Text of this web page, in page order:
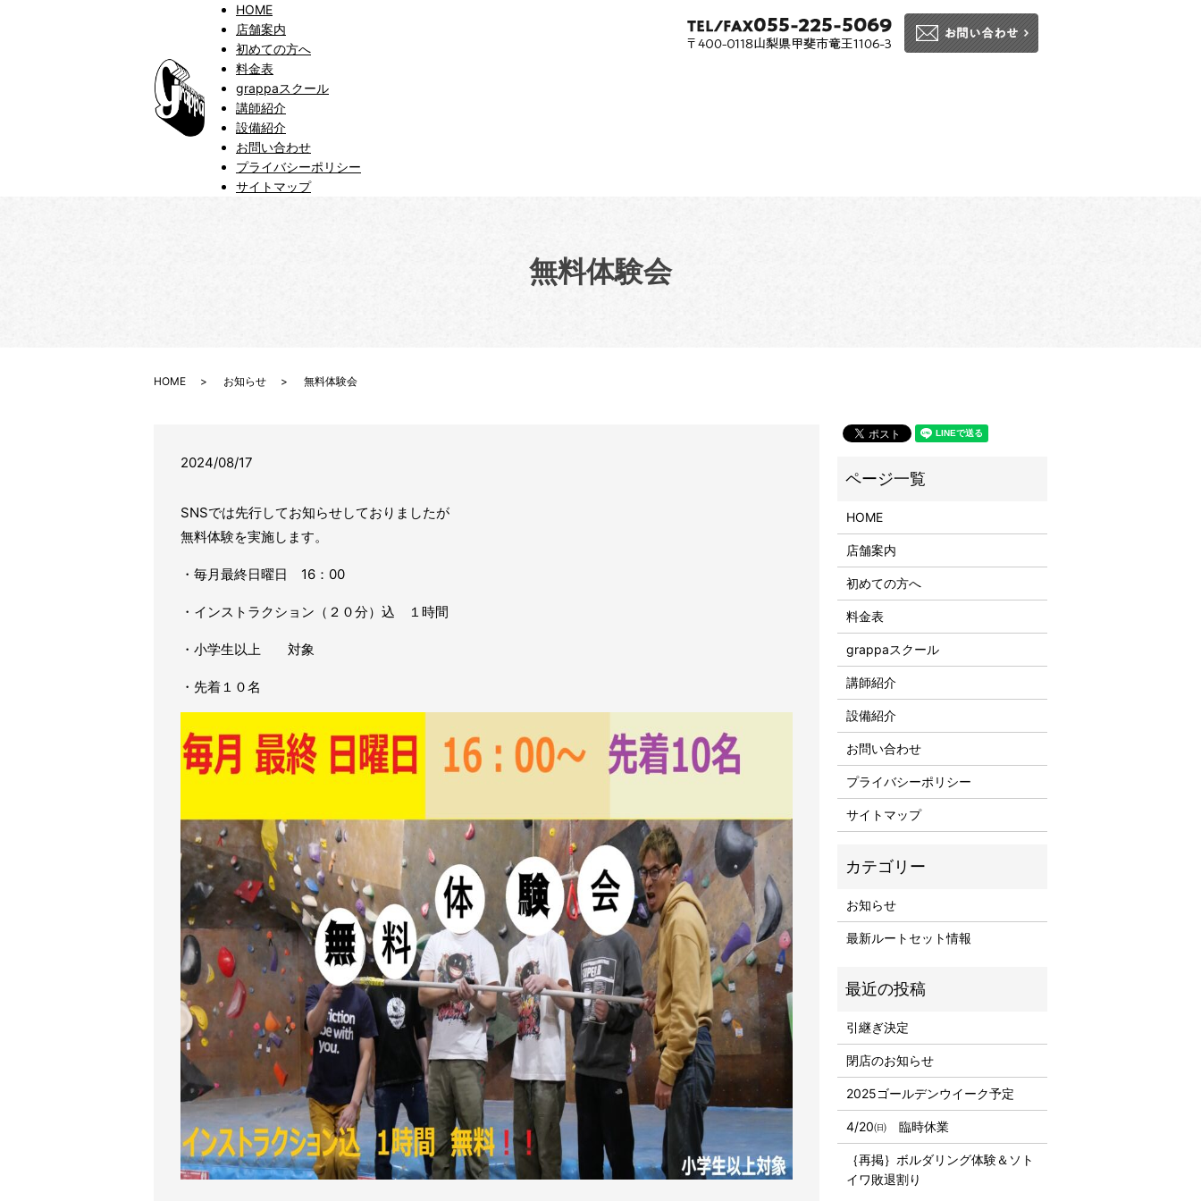
HOME
店舗案内
初めての方へ
料金表
grappaスクール
講師紹介
設備紹介
お問い合わせ
プライバシーポリシー
サイトマップ
無料体験会
HOME お知らせ 無料体験会
2024/08/17
SNSでは先行してお知らせしておりましたが
無料体験を実施します。
・毎月最終日曜日 16：00
・インストラクション（２０分）込 １時間
・小学生以上 対象
・先着１０名
HOME
店舗案内
初めての方へ
料金表
grappaスクール
講師紹介
設備紹介
お問い合わせ
プライバシーポリシー
サイトマップ
お知らせ
最新ルートセット情報
引継ぎ決定
閉店のお知らせ
2025ゴールデンウイーク予定
4/20㈰ 臨時休業
｛再掲｝ボルダリング体験＆ソト
イワ敗退割り